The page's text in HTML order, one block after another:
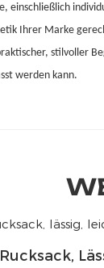
einschließlich
Ihrer Marke
stilvoller
werden kann.